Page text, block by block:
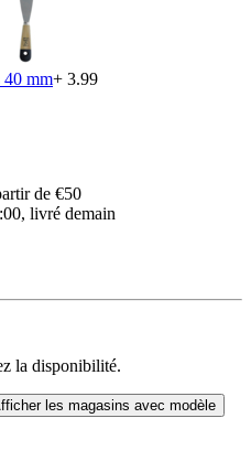
mm+ 3.99
de €50
livré demain
la disponibilité.
les magasins avec modèle